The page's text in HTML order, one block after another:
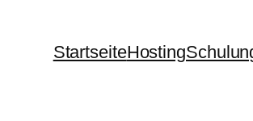
StartseiteHosting